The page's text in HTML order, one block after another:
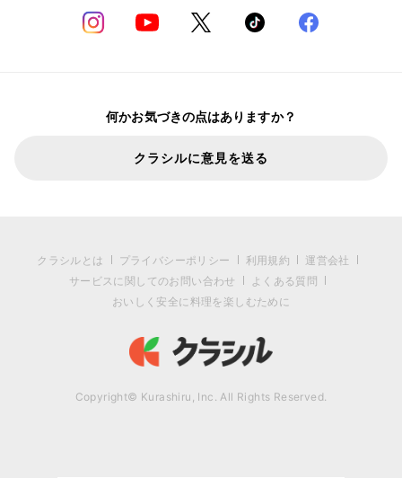
何かお気づきの点はありますか？
クラシルに意見を送る
クラシルとは プライバシーポリシー 利用規約
運営会社
サービスに関してのお問い合わせ
よくある質問
おいしく安全に料理を楽しむために
Copyright© Kurashiru, Inc. All Rights Reserved.